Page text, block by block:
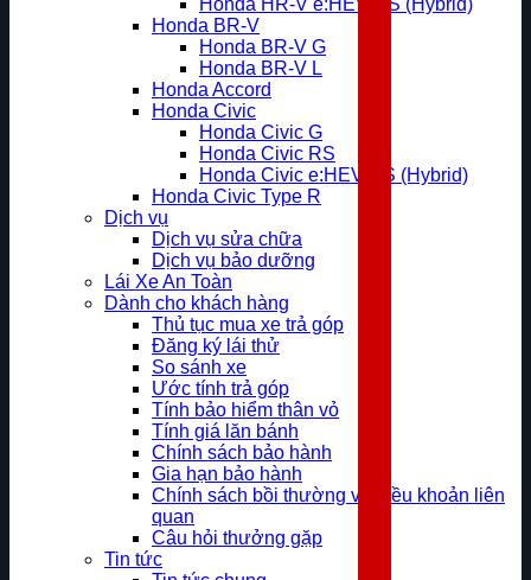
Honda HR-V e:HEV RS (Hybrid)
Honda BR-V
Honda BR-V G
Honda BR-V L
Honda Accord
Honda Civic
Honda Civic G
Honda Civic RS
Honda Civic e:HEV RS (Hybrid)
Honda Civic Type R
Dịch vụ
Dịch vụ sửa chữa
Dịch vụ bảo dưỡng
Lái Xe An Toàn
Dành cho khách hàng
Thủ tục mua xe trả góp
Đăng ký lái thử
So sánh xe
Ước tính trả góp
Tính bảo hiểm thân vỏ
Tính giá lăn bánh
Chính sách bảo hành
Gia hạn bảo hành
Chính sách bồi thường và điều khoản liên
quan
Câu hỏi thưởng gặp
Tin tức